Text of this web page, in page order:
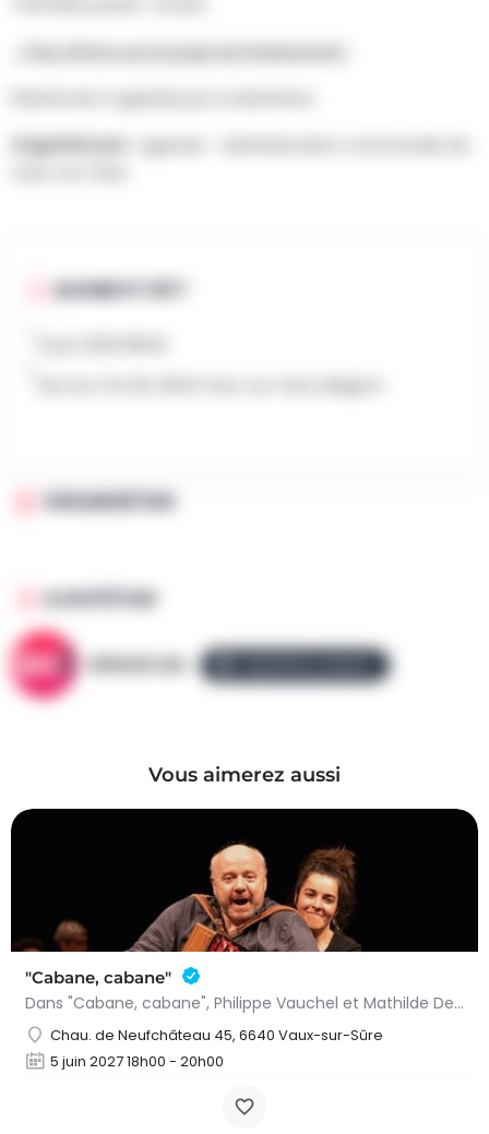
QUAND ET OÙ ?
ORGANISÉ PAR
AJOUTÉ PAR
AllezGo.be
Vous aimerez aussi
"Cabane, cabane"
Dans "Cabane, cabane", Philippe Vauchel et Mathilde Dedeurwaerdere nous emmènent dans un univers fait de…
Chau. de Neufchâteau 45, 6640 Vaux-sur-Sûre
5 juin 2027 18h00 - 20h00